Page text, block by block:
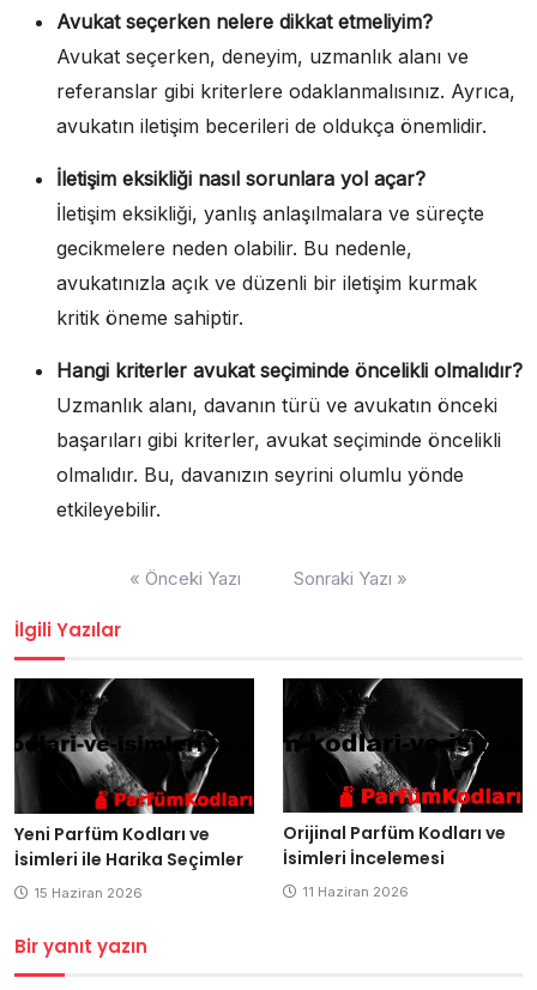
Avukat seçerken nelere dikkat etmeliyim?
Avukat seçerken, deneyim, uzmanlık alanı ve
referanslar gibi kriterlere odaklanmalısınız. Ayrıca,
avukatın iletişim becerileri de oldukça önemlidir.
İletişim eksikliği nasıl sorunlara yol açar?
İletişim eksikliği, yanlış anlaşılmalara ve süreçte
gecikmelere neden olabilir. Bu nedenle,
avukatınızla açık ve düzenli bir iletişim kurmak
kritik öneme sahiptir.
Hangi kriterler avukat seçiminde öncelikli olmalıdır?
Uzmanlık alanı, davanın türü ve avukatın önceki
başarıları gibi kriterler, avukat seçiminde öncelikli
olmalıdır. Bu, davanızın seyrini olumlu yönde
etkileyebilir.
« Önceki Yazı Sonraki Yazı »
İlgili Yazılar
Yeni Parfüm Kodları ve
İsimleri ile Harika Seçimler
15 Haziran 2026
Orijinal Parfüm Kodları ve
İsimleri İncelemesi
11 Haziran 2026
Bir yanıt yazın